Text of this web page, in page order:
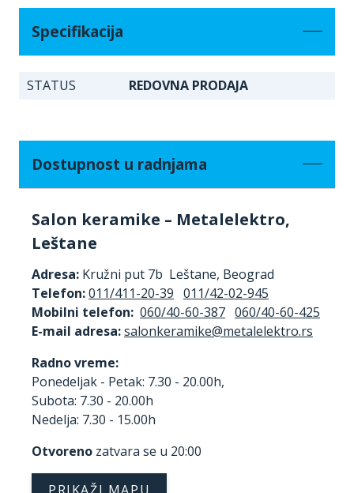
Specifikacija
STATUS REDOVNA PRODAJA
Dostupnost u radnjama
Salon keramike – Metalelektro,
Leštane
Adresa: Kružni put 7b Leštane, Beograd
Telefon:011/411-20-39 011/42-02-945
Mobilni telefon: 060/40-60-387 060/40-60-425
E-mail adresa:
Radno vreme:
Ponedeljak - Petak: 7.30 - 20.00h,
Subota: 7.30 - 20.00h
Nedelja: 7.30 - 15.00h
Otvoreno zatvara se u 20:00